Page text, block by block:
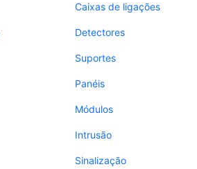
Caixas de ligações
Detectores
Suportes
Panéis
Módulos
Intrusão
Sinalização